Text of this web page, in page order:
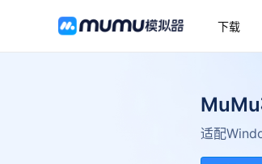
下载
MuMu
适配